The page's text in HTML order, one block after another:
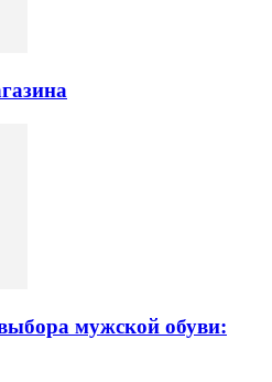
мужской обуви: